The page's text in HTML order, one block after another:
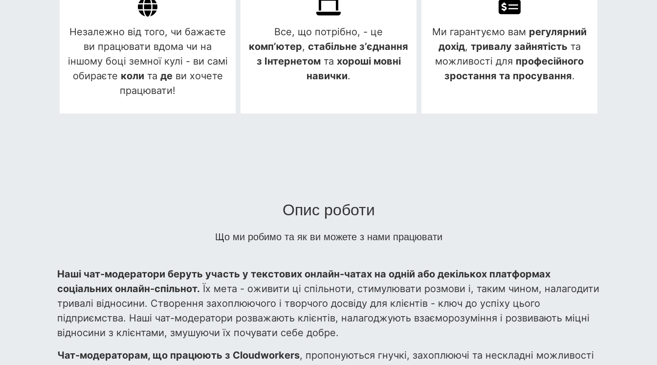
Незалежно від того, чи бажаєте
ви працювати вдома чи на
іншому боці земної кулі - ви самі
обираєте коли та деви хочете
працювати!
Все, що потрібно, - це
комп’ютер, стабільне з’єднання
з Інтернетомта хороші мовні
навички.
Ми гарантуємо вам регулярний
дохід, тривалу зайнятість та
можливості для професійного
зростання та просування.
Опис роботи
Що ми робимо та як ви можете з нами працювати
Наші чат-модератори беруть участь у текстових онлайн-чатах на одній або декількох платформах
соціальних онлайн-спільнот. Їх мета - оживити ці спільноти, стимулювати розмови і, таким чином, налагодити
тривалі відносини. Створення захоплюючого і творчого досвіду для клієнтів - ключ до успіху цього
підприємства. Наші чат-модератори розважають клієнтів, налагоджують взаєморозуміння і розвивають міцні
відносини з клієнтами, змушуючи їх почувати себе добре.
Чат-модераторам, що працюють з Cloudworkers, пропонуються гнучкі, захоплюючі та нескладні можливості